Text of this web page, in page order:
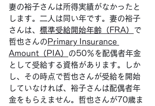
妻の裕子さんは所得実績がなかったと
します。二人は同い年です。妻の裕子
さんは、 標準受給開始年齢（FRA）
で
哲也さんの Primary Insurance
Amount（PIA） の50％を配偶者年金
として受給する資格があります。しか
し、その時点で哲也さんが受給を開始
していなければ、裕子さんは配偶者年
金をもらえません。哲也さんが70歳ま